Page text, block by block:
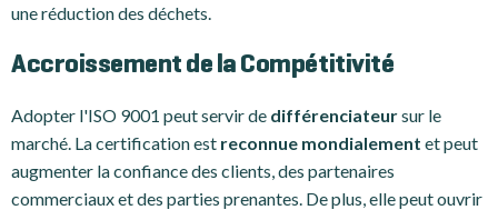
une réduction des déchets.
Accroissement de la Compétitivité
Adopter l'ISO 9001 peut servir de différenciateursur le
marché. La certification est reconnue mondialement et peut
augmenter la confiance des clients, des partenaires
commerciaux et des parties prenantes. De plus, elle peut ouvrir